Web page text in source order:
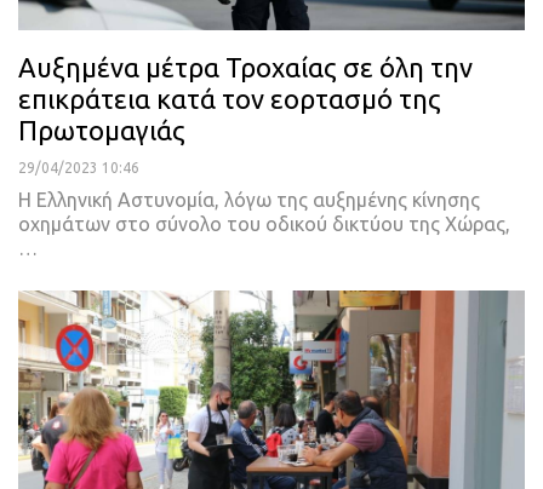
Αυξημένα μέτρα Τροχαίας σε όλη την
επικράτεια κατά τον εορτασμό της
Πρωτομαγιάς
29/04/2023 10:46
Η Ελληνική Αστυνομία, λόγω της αυξημένης κίνησης
οχημάτων στο σύνολο του οδικού δικτύου της Χώρας,
…